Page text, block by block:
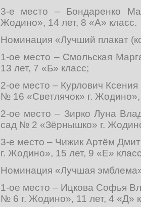
3-е место – Бондаренко
Жодино», 14 лет, 8 «А» класс.
Номинация «Лучший плакат
1-ое место – Смольская
13 лет, 7 «Б» класс;
2-ое место – Курлович
№ 16 «Светлячок» г.
2-ое место – Зирко Луна
сад № 2 «Зёрнышко» г.
3-е место – Чижик Артём
г. Жодино», 15 лет, 9 «Е»
Номинация «Лучшая
1-ое место – Ицкова Софья
№ 6 г. Жодино», 11 лет, 4 «Д»